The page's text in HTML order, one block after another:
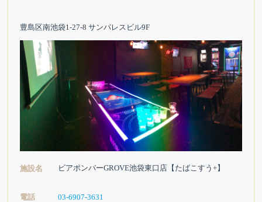
豊島区南池袋1-27-8 サンパレスビル9F
施設名 ビアポンバーGROVE池袋東口店【たばこすう+】
電話 03-6907-3631